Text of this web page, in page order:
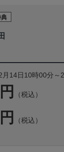
月14日10時00分～
（税込）
（税込）